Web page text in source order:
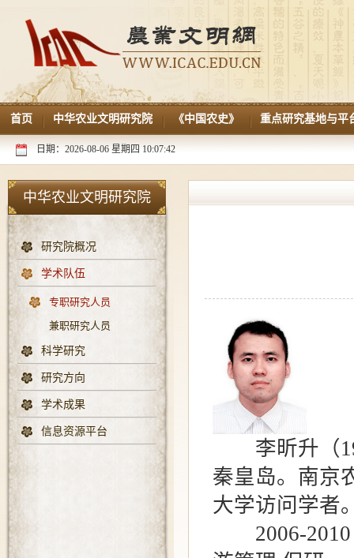
首页 中华农业文明研究院 《中国农史》 重点研究基地与平
日期：2026-08-06 星期四 10:07:42
中华农业文明研究院
研究院概况
学术队伍
专职研究人员
兼职研究人员
科学研究
研究方向
学术成果
信息资源平台
李昕升（
秦皇岛。南京
大学访问学者
2006-2010